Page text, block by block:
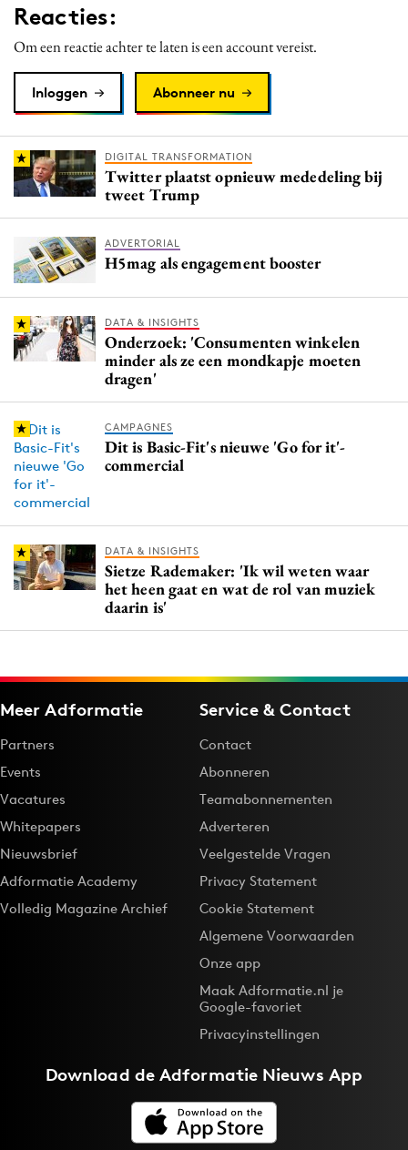
Programmatic
Purpose Marketing
Reacties:
Om een reactie achter te laten is een account vereist.
Inloggen Abonneer nu
DIGITAL TRANSFORMATION
Twitter plaatst opnieuw mededeling bij
tweet Trump
ADVERTORIAL
H5mag als engagement booster
DATA & INSIGHTS
Onderzoek: 'Consumenten winkelen
minder als ze een mondkapje moeten
dragen'
CAMPAGNES
Dit is Basic-Fit's nieuwe 'Go for it'-
commercial
DATA & INSIGHTS
Sietze Rademaker: 'Ik wil weten waar
het heen gaat en wat de rol van muziek
daarin is'
Meer Adformatie
Partners
Events
Vacatures
Whitepapers
Nieuwsbrief
Adformatie Academy
Volledig Magazine Archief
Service & Contact
Contact
Abonneren
Teamabonnementen
Adverteren
Veelgestelde Vragen
Privacy Statement
Cookie Statement
Algemene Voorwaarden
Onze app
Maak Adformatie.nl je
Google-favoriet
Privacyinstellingen
Download deAdformatie Nieuws App